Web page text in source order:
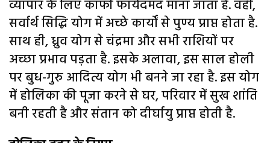
व्यापार के लिए काफी फायेदमंद माना जाता है. वहीं,
सर्वार्थ सिद्धि योग में अच्छे कार्यों से पुण्य प्राप्त होता है.
साथ ही, ध्रुव योग से चंद्रमा और सभी राशियों पर
अच्छा प्रभाव पड़ता है. इसके अलावा, इस साल होली
पर बुध-गुरु आदित्य योग भी बनने जा रहा है. इस योग
में होलिका की पूजा करने से घर, परिवार में सुख शांति
बनी रहती है और संतान को दीर्घायु प्राप्त होती है.